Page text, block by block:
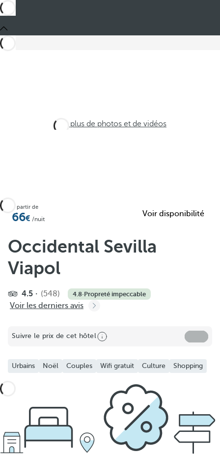
Voir plus de photos et de vidéos
À partir de
66 /nuit
Voir disponibilité
Occidental Sevilla
Viapol
4.5 (548) 4.8·Propreté impeccable
Voir les derniers avis
Suivre le prix de cet hôtel
Urbains Noël Couples Wifi gratuit Culture Shopping